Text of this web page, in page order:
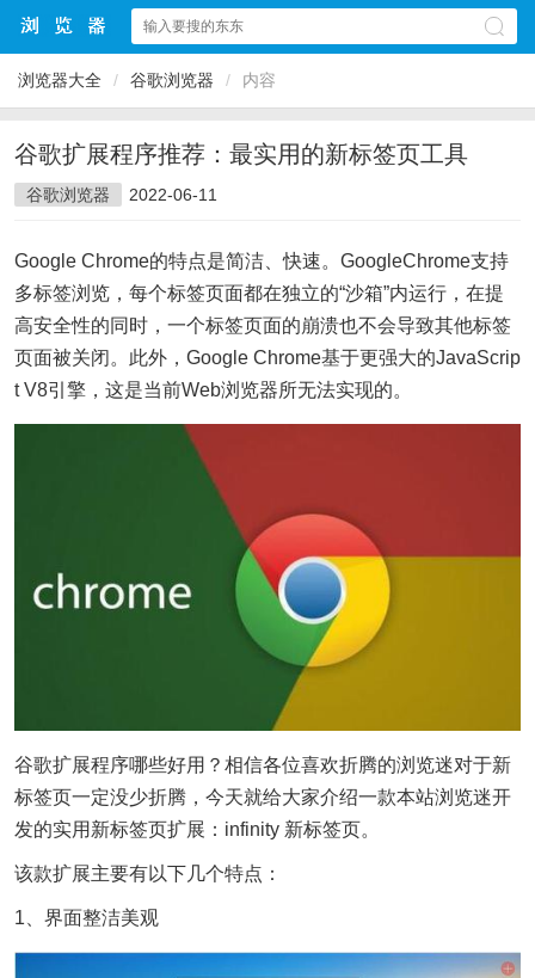
浏览器大全 / 谷歌浏览器 / 内容
谷歌扩展程序推荐：最实用的新标签页工具
谷歌浏览器 2022-06-11
Google Chrome的特点是简洁、快速。GoogleChrome支持
多标签浏览，每个标签页面都在独立的“沙箱”内运行，在提
高安全性的同时，一个标签页面的崩溃也不会导致其他标签
页面被关闭。此外，Google Chrome基于更强大的JavaScrip
t V8引擎，这是当前Web浏览器所无法实现的。
谷歌扩展程序哪些好用？相信各位喜欢折腾的浏览迷对于新
标签页一定没少折腾，今天就给大家介绍一款本站浏览迷开
发的实用新标签页扩展：infinity 新标签页。
该款扩展主要有以下几个特点：
1、界面整洁美观